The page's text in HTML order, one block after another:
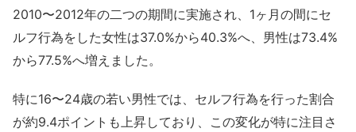
2010〜2012年の二つの期間に実施され、1ヶ月の間にセ
ルフ行為をした女性は37.0%から40.3%へ、男性は73.4%
から77.5%へ増えました。
特に16〜24歳の若い男性では、セルフ行為を行った割合
が約9.4ポイントも上昇しており、この変化が特に注目さ